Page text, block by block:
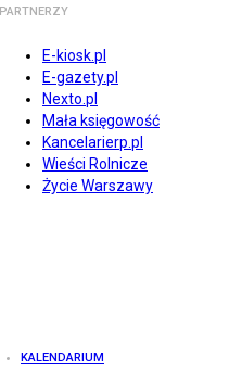
PARTNERZY
E-kiosk.pl
E-gazety.pl
Nexto.pl
Mała księgowość
Kancelarierp.pl
Wieści Rolnicze
Życie Warszawy
KALENDARIUM